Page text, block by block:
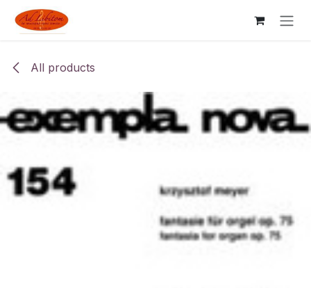
Skip to Content
All products